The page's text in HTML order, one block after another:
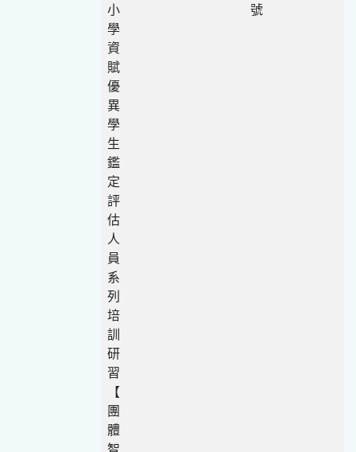
小
學
資
賦
優
異
學
生
鑑
定
評
估
人
員
系
列
培
訓
研
習
【
團
體
智
號